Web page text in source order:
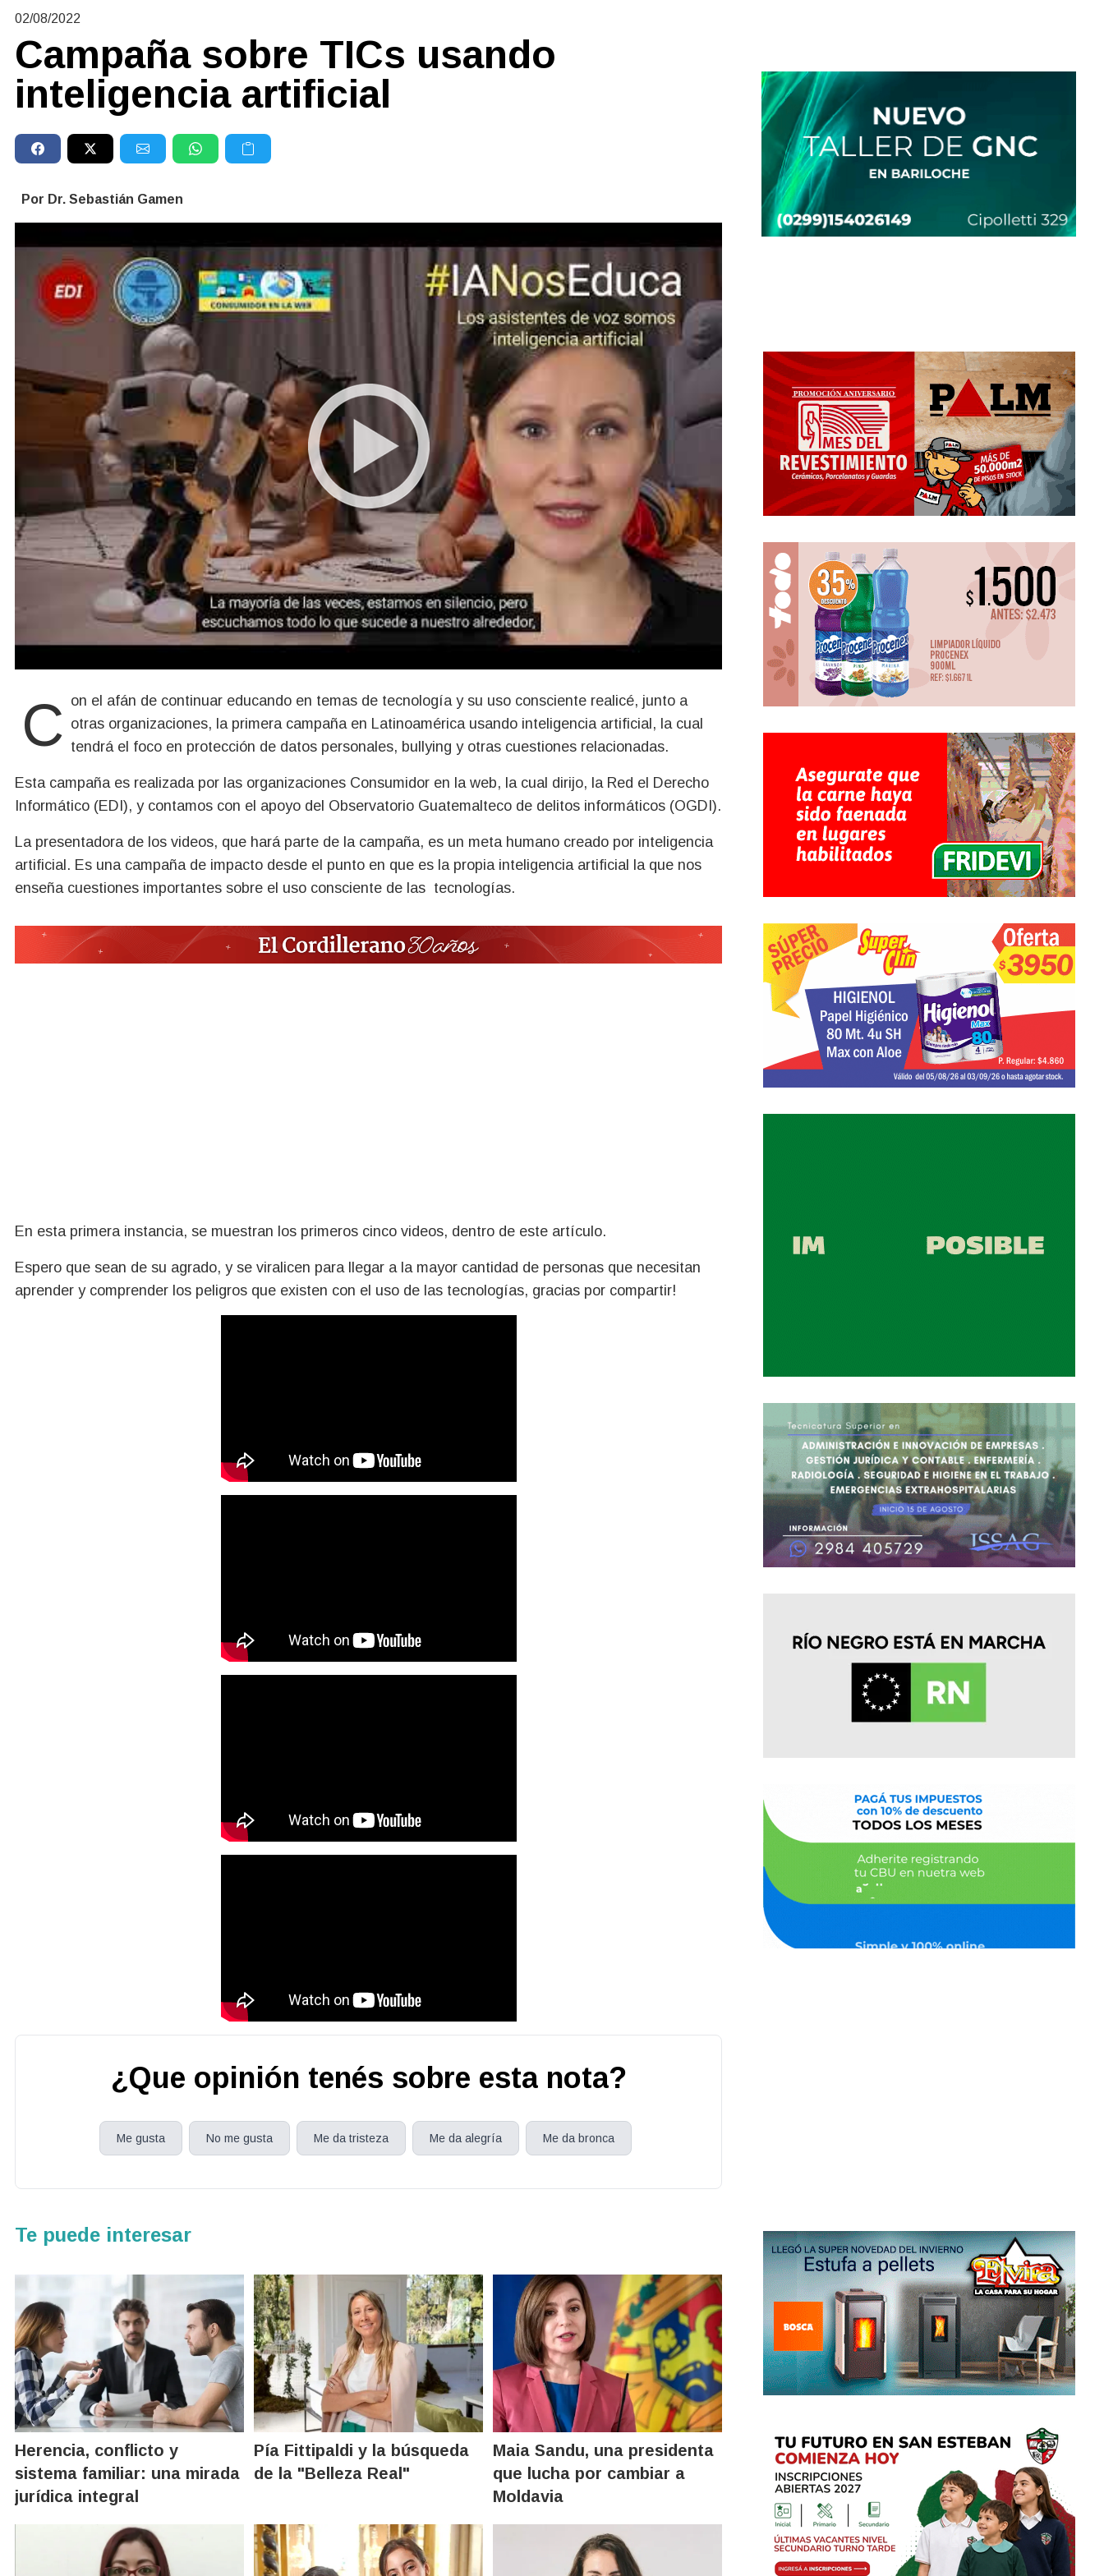
02/08/2022
Campaña sobre TICs usando
inteligencia artificial
Por Dr. Sebastián Gamen
Con el afán de continuar educando en temas de tecnología y su uso consciente realicé, junto a otras organizaciones, la primera campaña en Latinoamérica usando inteligencia artificial, la cual
tendrá el foco en protección de datos personales, bullying y otras cuestiones relacionadas.
Esta campaña es realizada por las organizaciones Consumidor en la web, la cual dirijo, la Red el Derecho
Informático (EDI), y contamos con el apoyo del Observatorio Guatemalteco de delitos informáticos (OGDI).
La presentadora de los videos, que hará parte de la campaña, es un meta humano creado por inteligencia
artificial. Es una campaña de impacto desde el punto en que es la propia inteligencia artificial la que nos
enseña cuestiones importantes sobre el uso consciente de las tecnologías.
En esta primera instancia, se muestran los primeros cinco videos, dentro de este artículo.
Espero que sean de su agrado, y se viralicen para llegar a la mayor cantidad de personas que necesitan
aprender y comprender los peligros que existen con el uso de las tecnologías, gracias por compartir!
¿Que opinión tenés sobre esta nota?
Me gusta No me gusta Me da tristeza Me da alegría Me da bronca
Te puede interesar
Herencia, conflicto y
sistema familiar: una mirada
jurídica integral
Pía Fittipaldi y la búsqueda
de la "Belleza Real"
Maia Sandu, una presidenta
que lucha por cambiar a
Moldavia